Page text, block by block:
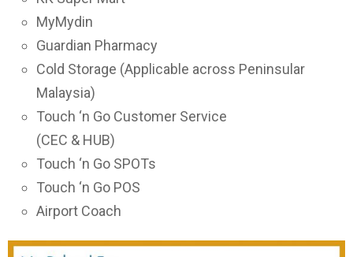
MyMydin
Guardian Pharmacy
Cold Storage (Applicable across Peninsular
Malaysia)
Touch ‘n Go Customer Service
(CEC & HUB)
Touch ‘n Go SPOTs
Touch ‘n Go POS
Airport Coach